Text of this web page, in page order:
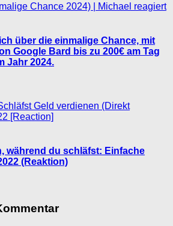
über die einmalige Chance, mit
Google Bard bis zu 200€ am Tag
Jahr 2024.
während du schläfst: Einfache
(Reaktion)